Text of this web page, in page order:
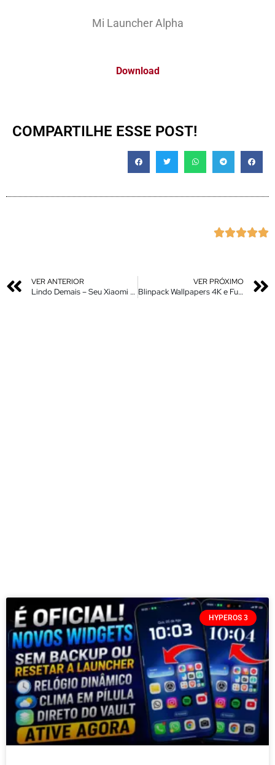
Mi Launcher Alpha
Download
COMPARTILHE ESSE POST!

VER ANTERIOR
Lindo Demais – Seu Xiaomi Melhor Que iPhone – A melhor Personalização Para o Seu Xiaomi – Sem Roooot
VER PRÓXIMO
Blinpack Wallpapers 4K e Full HD Alta resolução
HYPEROS 3